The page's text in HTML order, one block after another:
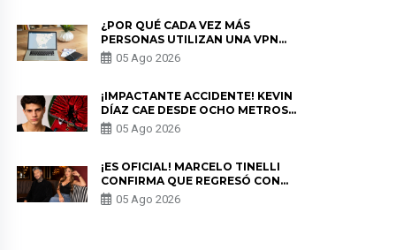
¿POR QUÉ CADA VEZ MÁS
PERSONAS UTILIZAN UNA VPN
PARA PROTEGER SU
PRIVACIDAD?
05 Ago 2026
¡IMPACTANTE ACCIDENTE! KEVIN
DÍAZ CAE DESDE OCHO METROS
EN “ESTO ES GUERRA” Y GENERA
PREOCUPACIÓN
05 Ago 2026
¡ES OFICIAL! MARCELO TINELLI
CONFIRMA QUE REGRESÓ CON
MILETT FIGUEROA: “EL AMOR
PUDO MÁS”
05 Ago 2026